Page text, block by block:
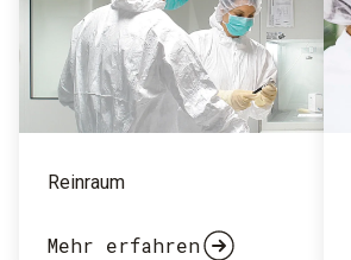
Reinraum
Mehr erfahren